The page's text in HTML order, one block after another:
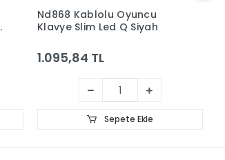
G508B Kablolu Oyuncu Mini
Klavye Mekanik Blue Switch
2.382,25 TL
Sepete Ekle